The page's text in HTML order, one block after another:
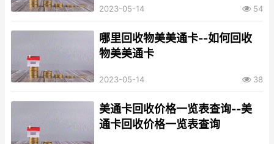
2023-05-14 54
哪里回收物美美通卡--如何回收
物美美通卡
2023-05-14 38
美通卡回收价格一览表查询--美
通卡回收价格一览表查询